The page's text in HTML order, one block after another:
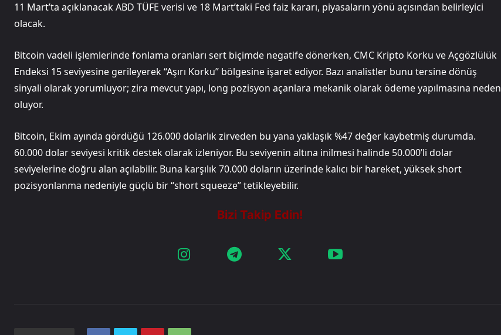
11 Mart’ta açıklanacak ABD TÜFE verisi ve 18 Mart’taki Fed faiz kararı, piyasaların yönü açısından belirleyici
olacak.
Bitcoin vadeli işlemlerinde fonlama oranları sert biçimde negatife dönerken, CMC Kripto Korku ve Açgözlülük
Endeksi 15 seviyesine gerileyerek “Aşırı Korku” bölgesine işaret ediyor. Bazı analistler bunu tersine dönüş
sinyali olarak yorumluyor; zira mevcut yapı, long pozisyon açanlara mekanik olarak ödeme yapılmasına neden
oluyor.
Bitcoin, Ekim ayında gördüğü 126.000 dolarlık zirveden bu yana yaklaşık %47 değer kaybetmiş durumda.
60.000 dolar seviyesi kritik destek olarak izleniyor. Bu seviyenin altına inilmesi halinde 50.000’li dolar
seviyelerine doğru alan açılabilir. Buna karşılık 70.000 doların üzerinde kalıcı bir hareket, yüksek short
pozisyonlanma nedeniyle güçlü bir “short squeeze” tetikleyebilir.